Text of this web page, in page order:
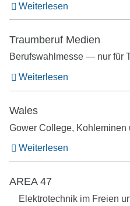
Weiterlesen
Traumberuf Medien
Berufswahlmesse — nur für
Weiterlesen
Wales
Gower College,
Weiterlesen
AREA 47
Elektrotechnik im Freien